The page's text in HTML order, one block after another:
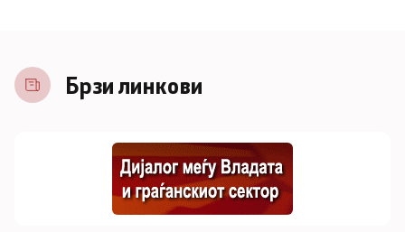
Брзи линкови